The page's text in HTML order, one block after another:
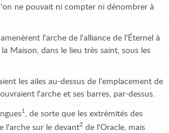
ne pouvait ni compter ni dénombrer à
l'arche de l'alliance de l'Éternel à
Maison, dans le lieu très saint, sous les
les ailes au-dessus de l'emplacement de
l'arche et ses barres, par-dessus.
1 , de sorte que les extrémités des
l'arche sur le devant2 de l'Oracle, mais